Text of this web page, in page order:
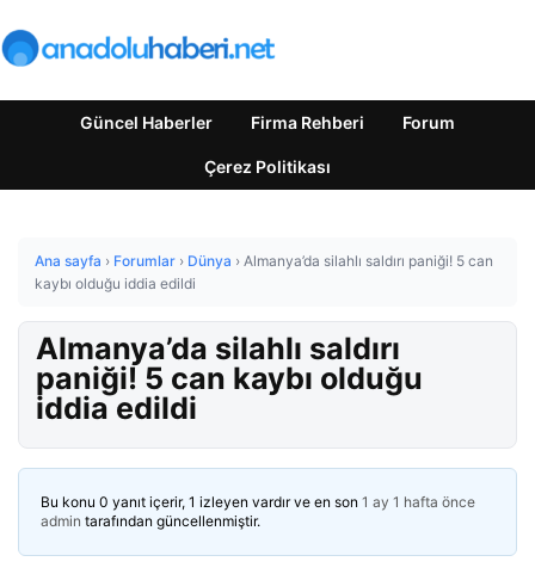
Güncel Haberler Firma Rehberi Forum
Çerez Politikası
Ana sayfa › Forumlar › Dünya › Almanya’da silahlı saldırı paniği! 5 can
kaybı olduğu iddia edildi
Almanya’da silahlı saldırı
paniği! 5 can kaybı olduğu
iddia edildi
Bu konu 0 yanıt içerir, 1 izleyen vardır ve en son 1 ay 1 hafta önce
admin tarafından güncellenmiştir.